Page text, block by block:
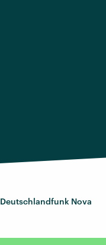
Deutschlandfunk Nova